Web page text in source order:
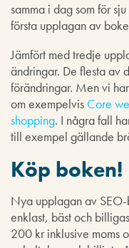
samma i dag som för
första upplagan av
Jämfört med tredje
ändringar. De flesta av
förändringar. Men vi
om exempelvis Core
shopping. I några fall
till exempel gällande
Köp boken!
Nya upplagan av
enklast, bäst och
200 kr inklusive moms